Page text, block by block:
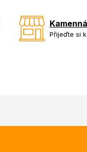
Přijeďte si